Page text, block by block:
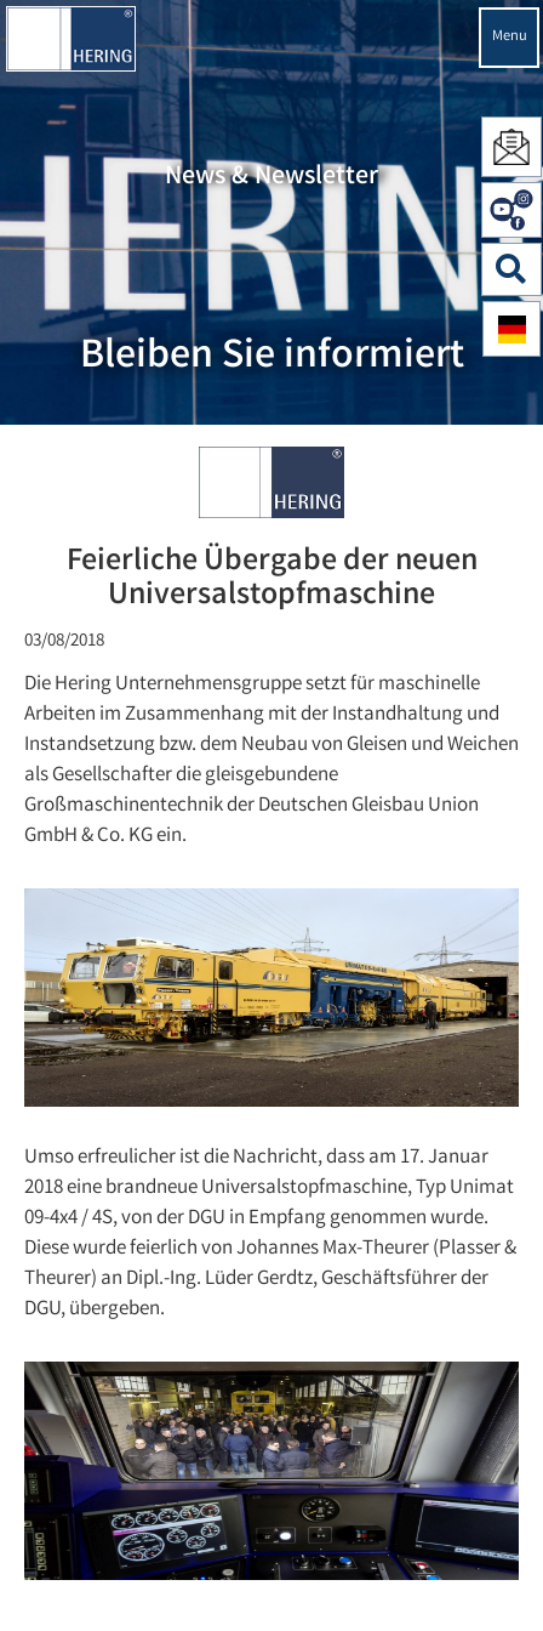
Menu
News & Newsletter
Bleiben Sie informiert
Feierliche Übergabe der neuen
Universalstopfmaschine
03/08/2018
Die Hering Unternehmensgruppe setzt für maschinelle
Arbeiten im Zusammenhang mit der Instandhaltung und
Instandsetzung bzw. dem Neubau von Gleisen und Weichen
als Gesellschafter die gleisgebundene
Großmaschinentechnik der Deutschen Gleisbau Union
GmbH & Co. KG ein.
Umso erfreulicher ist die Nachricht, dass am 17. Januar
2018 eine brandneue Universalstopfmaschine, Typ Unimat
09-4x4 / 4S, von der DGU in Empfang genommen wurde.
Diese wurde feierlich von Johannes Max-Theurer (Plasser &
Theurer) an Dipl.-Ing. Lüder Gerdtz, Geschäftsführer der
DGU, übergeben.